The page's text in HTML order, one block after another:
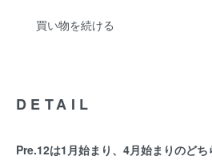
買い物を続ける
DETAIL
Pre.12は1月始まり、4月始まりのど